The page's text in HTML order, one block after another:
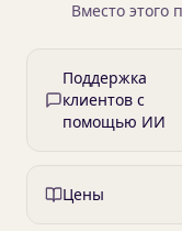
Вместо этого
Поддержка
клиентов с
помощью ИИ
Цены